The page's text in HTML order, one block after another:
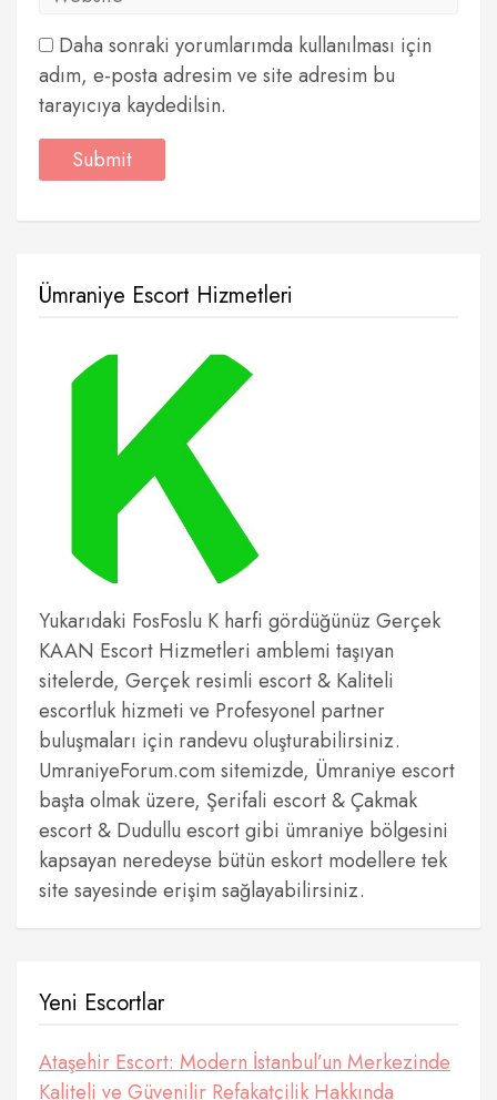
Daha sonraki yorumlarımda kullanılması için
adım, e-posta adresim ve site adresim bu
tarayıcıya kaydedilsin.
Ümraniye Escort Hizmetleri
Yukarıdaki FosFoslu K harfi gördüğünüz Gerçek
KAAN Escort Hizmetleri amblemi taşıyan
sitelerde, Gerçek resimli escort & Kaliteli
escortluk hizmeti ve Profesyonel partner
buluşmaları için randevu oluşturabilirsiniz.
UmraniyeForum.com sitemizde, Ümraniye escort
başta olmak üzere, Şerifali escort & Çakmak
escort & Dudullu escort gibi ümraniye bölgesini
kapsayan neredeyse bütün eskort modellere tek
site sayesinde erişim sağlayabilirsiniz.
Yeni Escortlar
Ataşehir Escort: Modern İstanbul’un Merkezinde
Kaliteli ve Güvenilir Refakatçilik Hakkında